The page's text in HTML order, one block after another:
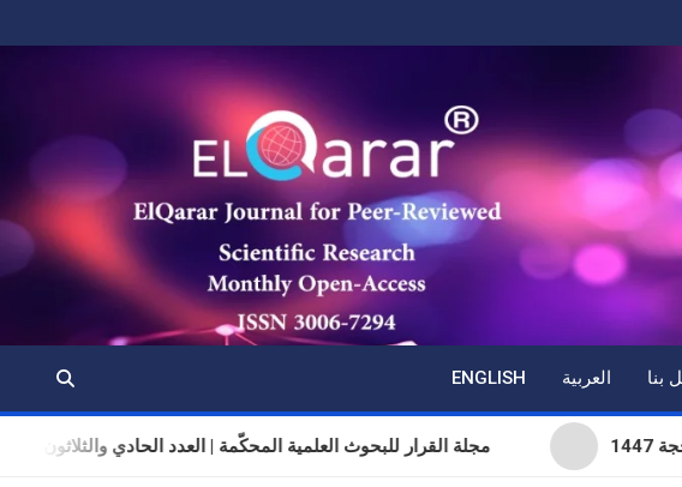
بنا العربية ENGLISH
مجلة القرار للبحوث العلمية المحكّمة | العدد الحادي والثلاثون | المجلد 11 |